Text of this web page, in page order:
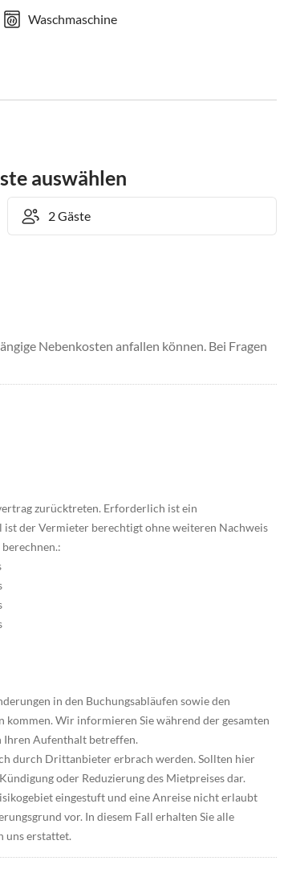
Waschmaschine
auswählen
Nebenkosten anfallen können. Bei Fragen
zurücktreten. Erforderlich ist ein
ist der Vermieter berechtigt ohne weiteren Nachweis
in den Buchungsabläufen sowie den
kommen. Wir informieren Sie während der gesamten
Ihren Aufenthalt betreffen.
durch Drittanbieter erbrach werden. Sollten hier
oder Reduzierung des Mietpreises dar.
eingestuft und eine Anreise nicht erlaubt
vor. In diesem Fall erhalten Sie alle
uns erstattet.